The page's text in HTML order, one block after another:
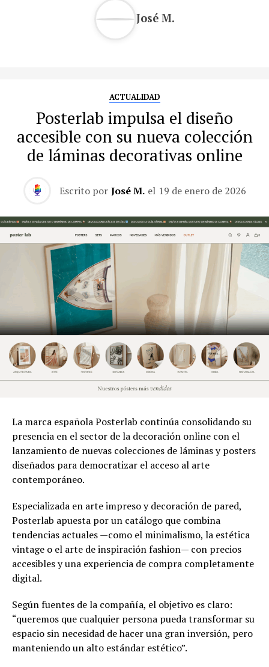
José M.
ACTUALIDAD
Posterlab impulsa el diseño
accesible con su nueva colección
de láminas decorativas online
Escrito por José M. el 19 de enero de 2026
La marca española Posterlab continúa consolidando su
presencia en el sector de la decoración online con el
lanzamiento de nuevas colecciones de láminas y posters
diseñados para democratizar el acceso al arte
contemporáneo.
Especializada en arte impreso y decoración de pared,
Posterlab apuesta por un catálogo que combina
tendencias actuales —como el minimalismo, la estética
vintage o el arte de inspiración fashion— con precios
accesibles y una experiencia de compra completamente
digital.
Según fuentes de la compañía, el objetivo es claro:
“queremos que cualquier persona pueda transformar su
espacio sin necesidad de hacer una gran inversión, pero
manteniendo un alto estándar estético”.